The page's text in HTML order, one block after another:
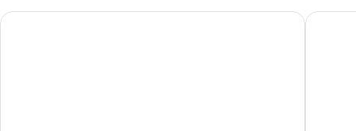
Hotel Bahía Calpe by Pierre & Vacances Hotel